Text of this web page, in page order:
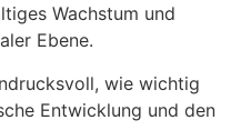
Wachstum und
Ebene.
wie wichtig
Entwicklung und den